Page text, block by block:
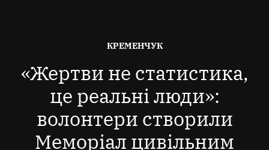
ОПУБЛІКОВАНО
КРЕМЕНЧУК
«Жертви не статистика,
це реальні люди»:
волонтери створили
Меморіал цивільним